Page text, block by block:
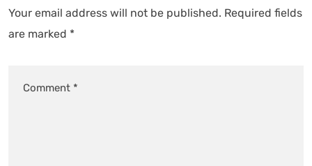
Your email address will not be published. Required fields
are marked *